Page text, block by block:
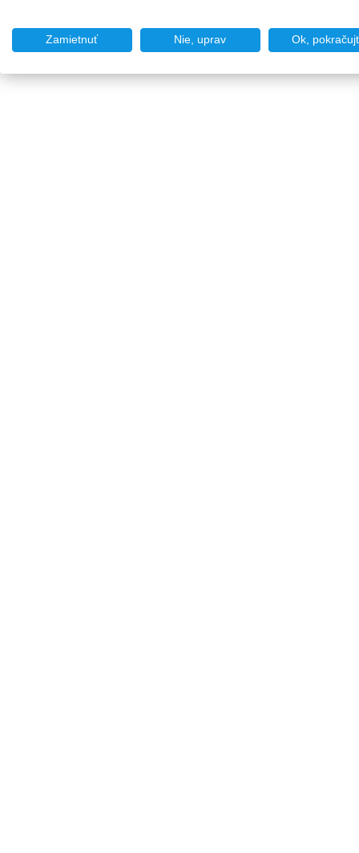
Zamietnuť Nie, uprav Ok,